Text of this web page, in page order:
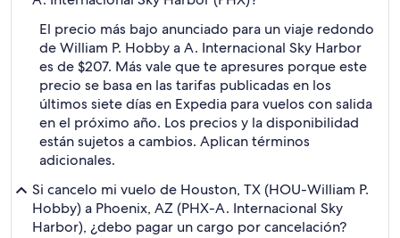
El precio más bajo anunciado para un viaje redondo
de William P. Hobby a A. Internacional Sky Harbor
es de $207. Más vale que te apresures porque este
precio se basa en las tarifas publicadas en los
últimos siete días en Expedia para vuelos con salida
en el próximo año. Los precios y la disponibilidad
están sujetos a cambios. Aplican términos
adicionales.
Si cancelo mi vuelo de Houston, TX (HOU-William P.
Hobby) a Phoenix, AZ (PHX-A. Internacional Sky
Harbor), ¿debo pagar un cargo por cancelación?